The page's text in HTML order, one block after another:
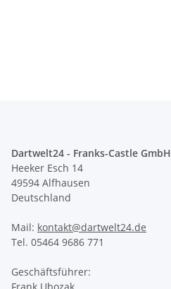
Dartwelt24 - Franks-Castle GmbH
Heeker Esch 14
49594 Alfhausen
Deutschland
Mail: kontakt@dartwelt24.de
Tel. 05464 9686 771
Geschäftsführer: